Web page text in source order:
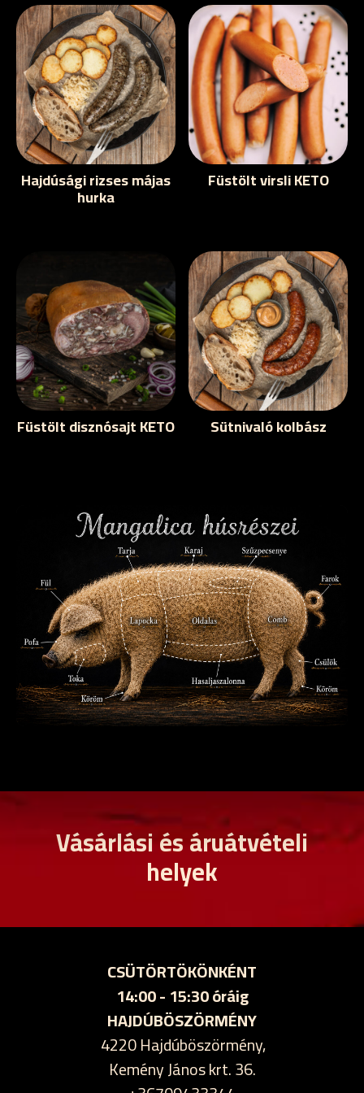
Hajdúsági rizses májas
hurka
Füstölt virsli KETO
Füstölt disznósajt KETO Sütnivaló kolbász
Vásárlási és áruátvételi
helyek
CSÜTÖRTÖKÖNKÉNT
14:00 - 15:30 óráig
HAJDÚBÖSZÖRMÉNY
4220 Hajdúböszörmény,
Kemény János krt. 36.